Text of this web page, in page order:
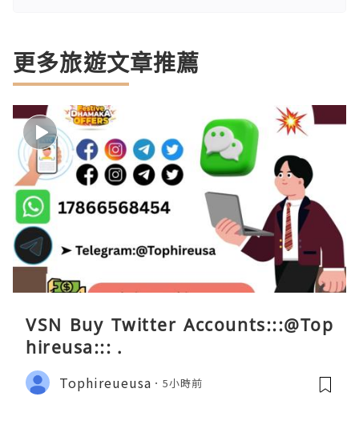
更多旅遊文章推薦
VSN Buy Twitter Accounts:::@Top
hireusa::: .
Tophireueusa 5小時前